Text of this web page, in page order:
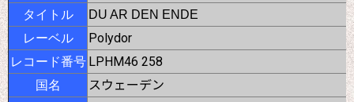
タイトル
DU AR DEN ENDE
レーベル
Polydor
レコード番号 LPHM46 258
国名 スウェーデン